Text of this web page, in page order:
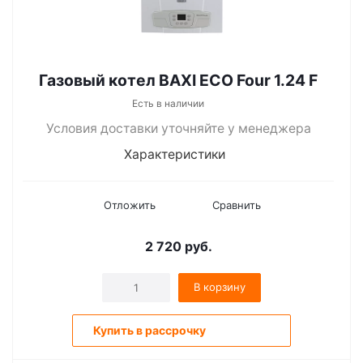
Газовый котел BAXI ECO Four 1.24 F
Есть в наличии
Условия доставки уточняйте у менеджера
Характеристики
Отложить Сравнить
2 720 руб.
В корзину
Купить в рассрочку